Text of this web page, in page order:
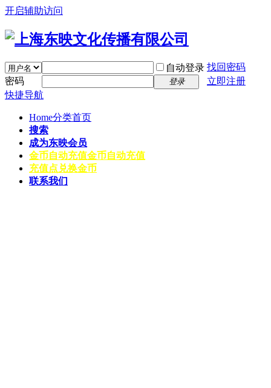
开启辅助访问
自动登录 找回密码
密码
登录
立即注册
快捷导航
Home分类首页
搜索
成为东映会员
金币自动充值金币自动充值
充值点兑换金币
联系我们